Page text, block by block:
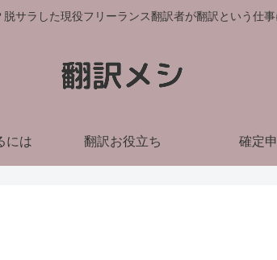
サラした現役フリーランス翻訳者が翻訳という仕事
には 翻訳お役立ち 確定